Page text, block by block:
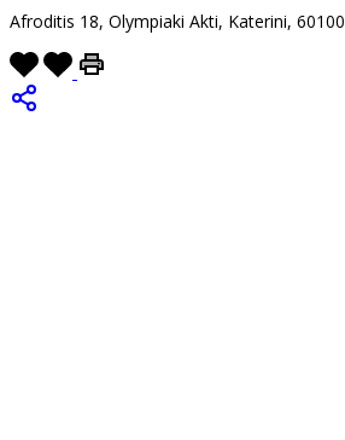
Afroditis 18, Olympiaki Akti, Katerini, 60100